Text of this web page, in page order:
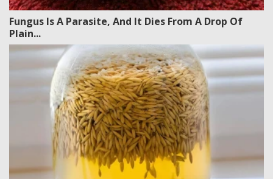
Fungus Is A Parasite, And It Dies From A Drop Of
Plain...